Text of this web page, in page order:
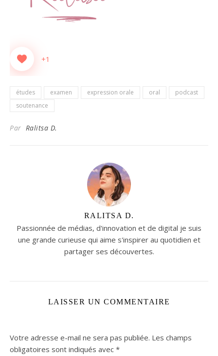
+1
études examen expression orale oral
podcast
soutenance
Par Ralitsa D.
RALITSA D.
Passionnée de médias, d'innovation et de digital je suis
une grande curieuse qui aime s'inspirer au quotidien et
partager ses découvertes.
LAISSER UN COMMENTAIRE
Votre adresse e-mail ne sera pas publiée. Les champs
obligatoires sont indiqués avec *